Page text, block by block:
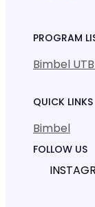
PROGRAM
Bimbel
QUICK LINKS
Bimbel
FOLLOW US